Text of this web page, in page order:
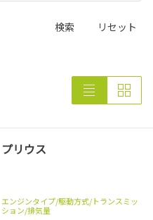
検索 リセット
プリウス
エンジンタイプ/駆動方式/トランスミッ
ション/排気量